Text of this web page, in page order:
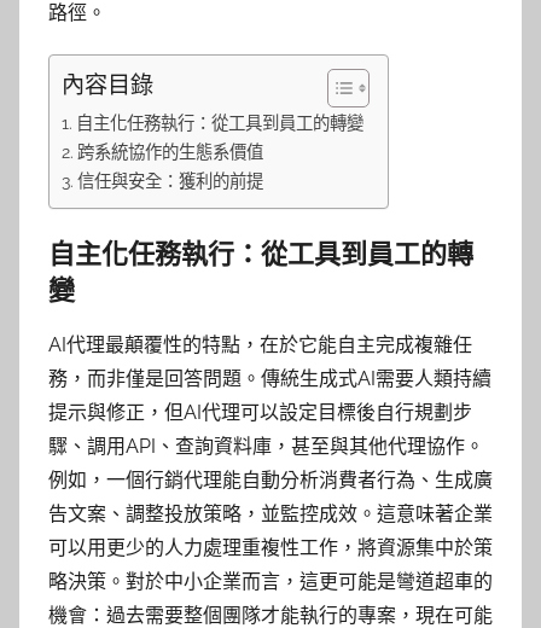
路徑。
內容目錄
自主化任務執行：從工具到員工的轉變
跨系統協作的生態系價值
信任與安全：獲利的前提
自主化任務執行：從工具到員工的轉
變
AI代理最顛覆性的特點，在於它能自主完成複雜任
務，而非僅是回答問題。傳統生成式AI需要人類持續
提示與修正，但AI代理可以設定目標後自行規劃步
驟、調用API、查詢資料庫，甚至與其他代理協作。
例如，一個行銷代理能自動分析消費者行為、生成廣
告文案、調整投放策略，並監控成效。這意味著企業
可以用更少的人力處理重複性工作，將資源集中於策
略決策。對於中小企業而言，這更可能是彎道超車的
機會：過去需要整個團隊才能執行的專案，現在可能